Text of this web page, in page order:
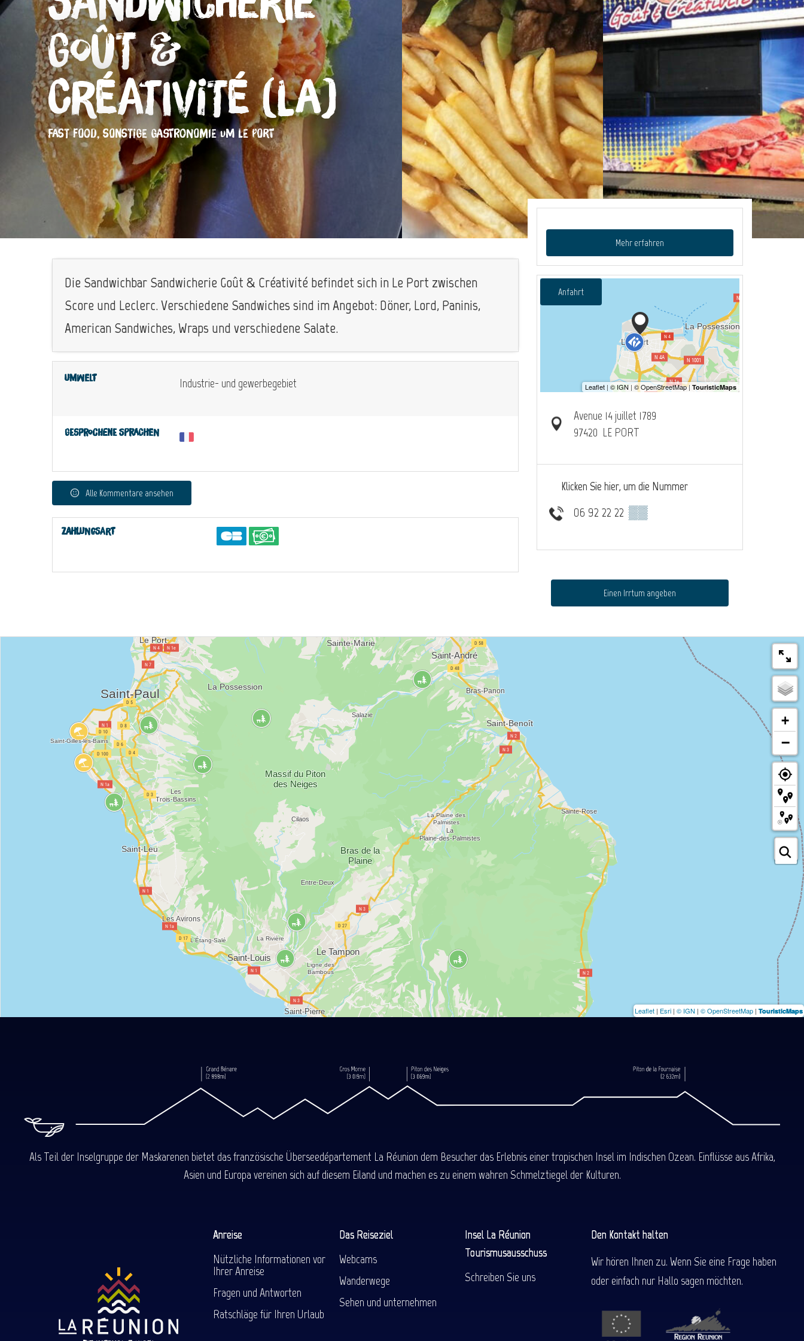
Goût &
Créativité (La)
FAST FOOD,SONSTIGE GASTRONOMIE UM LE PORT
Die Sandwichbar Sandwicherie Goût & Créativité befindet sich in Le Port zwischen
Score und Leclerc. Verschiedene Sandwiches sind im Angebot: Döner, Lord, Paninis,
American Sandwiches, Wraps und verschiedene Salate.
Umwelt Industrie- und gewerbegebiet
Gesprochene Sprachen
Alle Kommentare ansehen
Zahlungsart
Mehr erfahren
Anfahrt
Avenue 14 juillet 1789
97420 LE PORT
Klicken Sie hier, um die Nummer
06 92 22 22 ▒▒
Einen Irrtum angeben
+
−
Leaflet | Esri | © IGN | © OpenStreetMap | TouristicMaps
Als Teil der Inselgruppe der Maskarenen bietet das französische Überseedépartement La Réunion dem Besucher das Erlebnis einer tropischen Insel im Indischen Ozean. Einflüsse aus Afrika,
Asien und Europa vereinen sich auf diesem Eiland und machen es zu einem wahren Schmelztiegel der Kulturen.
Anreise
Nützliche Informationen vor
Ihrer Anreise
Fragen und Antworten
Ratschläge für Ihren Urlaub
Das Reiseziel
Webcams
Wanderwege
Sehen und unternehmen
Insel La Réunion
Tourismusausschuss
Schreiben Sie uns
Den Kontakt halten
Wir hören Ihnen zu. Wenn Sie eine Frage haben
oder einfach nur Hallo sagen möchten.